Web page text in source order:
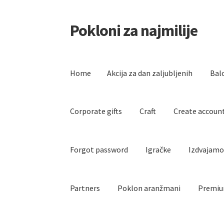
Skip
to
Skip
to
Pokloni za najmilije
Home Akcija za dan zaljubljenih
Corporate gifts Craft Create
Forgot password Igračke Izdvajamo
Partners Poklon aranžmani